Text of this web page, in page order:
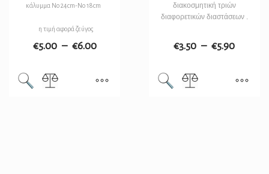
κάλυμμα Νο 24cm-No 18cm
η τιμή αφορά ζεύγος
€5.00 – €6.00
διακοσμητική τριών
διαφορετικών διαστάσεων .
€3.50 – €5.90